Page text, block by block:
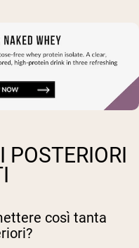
POSTERIORI
così tanta